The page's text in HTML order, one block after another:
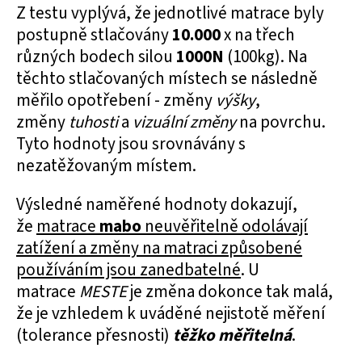
Z testu vyplývá, že jednotlivé matrace byly
postupně stlačovány10.000x na třech
různých bodech silou 1000N (100kg). Na
těchto stlačovaných místech se následně
měřilo opotřebení - změny výšky,
změny tuhostia vizuální změny na povrchu.
Tyto hodnoty jsou srovnávány s
nezatěžovaným místem.
Výsledné naměřené hodnoty dokazují,
že matrace mabo neuvěřitelně odolávají
zatížení a změny na matraci způsobené
používáním jsou zanedbatelné. U
matrace MESTEje změna dokonce tak malá,
že je vzhledem k uváděné nejistotě měření
(tolerance přesnosti) těžko měřitelná.